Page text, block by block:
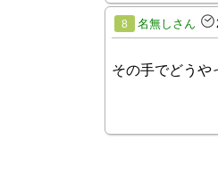
8 名無しさん
その手でどうや